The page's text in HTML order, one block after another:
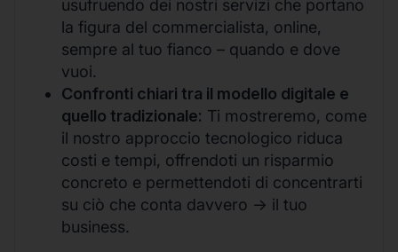
usufruendo dei nostri servizi che portano
la figura del commercialista, online,
sempre al tuo fianco – quando e dove
vuoi.
Confronti chiari tra il modello digitale e
quello tradizionale: Ti mostreremo, come
il nostro approccio tecnologico riduca
costi e tempi, offrendoti un risparmio
concreto e permettendoti di concentrarti
su ciò che conta davvero -> il tuo
business.